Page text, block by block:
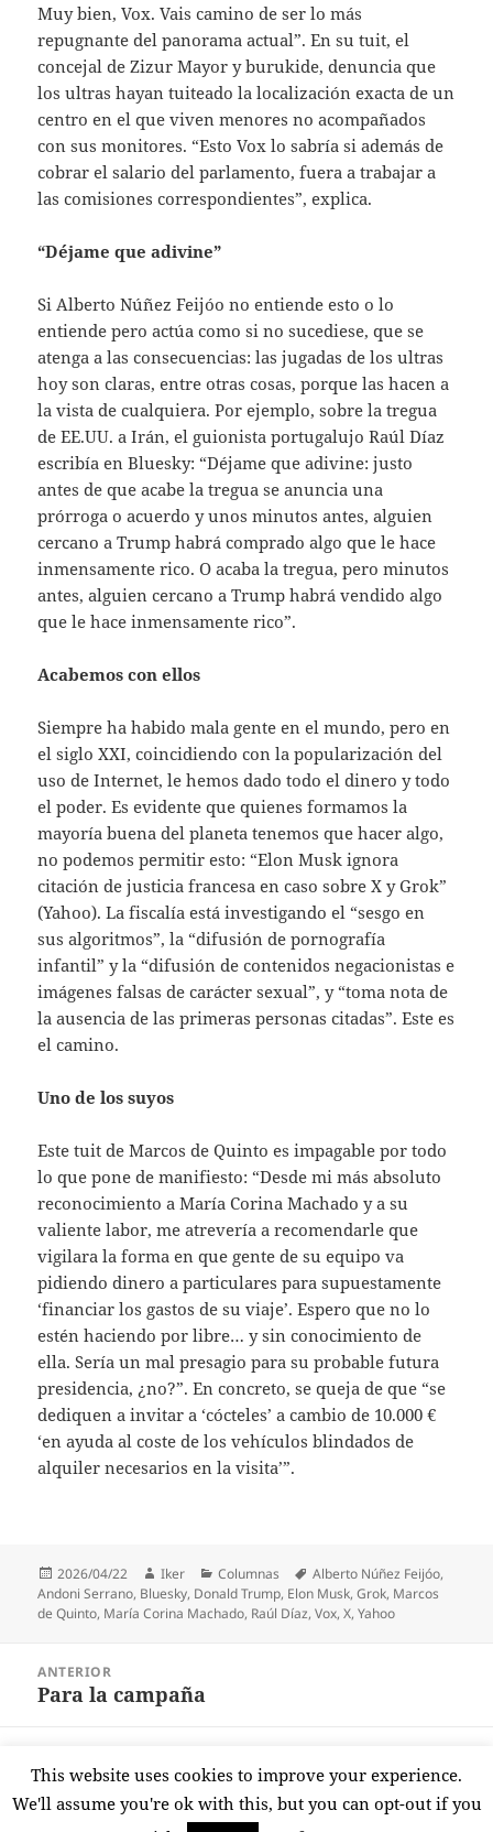
Muy bien, Vox. Vais camino de ser lo más
repugnante del panorama actual”. En su tuit, el
concejal de Zizur Mayor y burukide, denuncia que
los ultras hayan tuiteado la localización exacta de un
centro en el que viven menores no acompañados
con sus monitores. “Esto Vox lo sabría si además de
cobrar el salario del parlamento, fuera a trabajar a
las comisiones correspondientes”, explica.
“Déjame que adivine”
Si Alberto Núñez Feijóo no entiende esto o lo
entiende pero actúa como si no sucediese, que se
atenga a las consecuencias: las jugadas de los ultras
hoy son claras, entre otras cosas, porque las hacen a
la vista de cualquiera. Por ejemplo, sobre la tregua
de EE.UU. a Irán, el guionista portugalujo Raúl Díaz
escribía en Bluesky: “Déjame que adivine: justo
antes de que acabe la tregua se anuncia una
prórroga o acuerdo y unos minutos antes, alguien
cercano a Trump habrá comprado algo que le hace
inmensamente rico. O acaba la tregua, pero minutos
antes, alguien cercano a Trump habrá vendido algo
que le hace inmensamente rico”.
Acabemos con ellos
Siempre ha habido mala gente en el mundo, pero en
el siglo XXI, coincidiendo con la popularización del
uso de Internet, le hemos dado todo el dinero y todo
el poder. Es evidente que quienes formamos la
mayoría buena del planeta tenemos que hacer algo,
no podemos permitir esto: “Elon Musk ignora
citación de justicia francesa en caso sobre X y Grok”
(Yahoo). La fiscalía está investigando el “sesgo en
sus algoritmos”, la “difusión de pornografía
infantil” y la “difusión de contenidos negacionistas e
imágenes falsas de carácter sexual”, y “toma nota de
la ausencia de las primeras personas citadas”. Este es
el camino.
Uno de los suyos
Este tuit de Marcos de Quinto es impagable por todo
lo que pone de manifiesto: “Desde mi más absoluto
reconocimiento a María Corina Machado y a su
valiente labor, me atrevería a recomendarle que
vigilara la forma en que gente de su equipo va
pidiendo dinero a particulares para supuestamente
‘financiar los gastos de su viaje’. Espero que no lo
estén haciendo por libre… y sin conocimiento de
ella. Sería un mal presagio para su probable futura
presidencia, ¿no?”. En concreto, se queja de que “se
dediquen a invitar a ‘cócteles’ a cambio de 10.000 €
‘en ayuda al coste de los vehículos blindados de
alquiler necesarios en la visita’”.
Publicado
el
2026/04/22 Autor
Iker Categorías
Columnas Etiquetas
Alberto Núñez Feijóo,
Andoni Serrano, Bluesky, Donald Trump, Elon Musk,Grok, Marcos
de Quinto, María Corina Machado, Raúl Díaz,Vox,X,Yahoo
entradas
ANTERIOR
Entrada
Para la campaña
Entrada
siguiente:
¿Y por qué no expulsión del país?
This website uses cookies to improve your experience.
We'll assume you're ok with this, but you can opt-out if you